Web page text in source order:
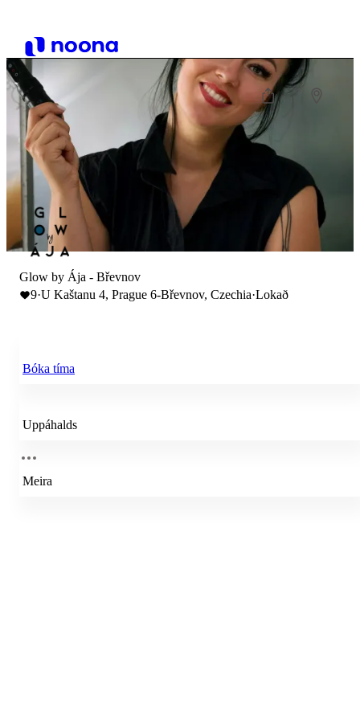
Glow by Ája - Břevnov
9·U Kaštanu 4, Prague 6-Břevnov, Czechia·Lokað
Bóka tíma
Uppáhalds
Meira